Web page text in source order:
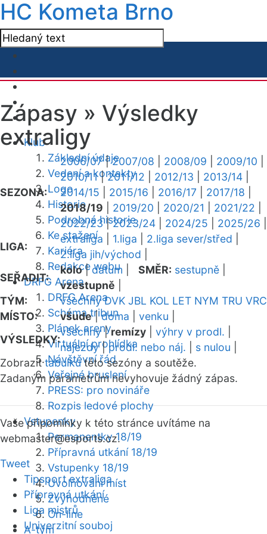
HC Kometa Brno
Klub
Základní údaje
Vedení a kontakty
Logo
Historie
Podrobná historie
Ke stažení
Kariéra
Redakce webu
DRFG Arena
DRFG Arena
Schéma tribun
Plánek areny
Virtuální prohlídka
Návštěvní řád
Veřejné bruslení
PRESS: pro novináře
Rozpis ledové plochy
Vstupenky
Permanentky 18/19
Přípravná utkání 18/19
Vstupenky 18/19
Uvolňování míst
Zvýhodněné
On-line
A-tým
Zápasy » Výsledky
extraligy
SEZONA:
2006/07|2007/08 2008/09 2009/10
2010/11|2011/12 2012/13 2013/14
2014/15
2015/16 2016/17 2017/18
2018/19
2019/20 2020/21 2021/22
2022/23|2023/24 2024/25 2025/26
LIGA:
extraliga 1.liga 2.liga sever/střed
2.liga jih/východ
SEŘADIT:
kolo|datum SMĚR: sestupně
vzestupně
TÝM:
všechny DVK JBL KOL LET NYM TRU VRC
MÍSTO:
všude|doma venku
VÝSLEDKY:
všechny|remízy výhry v prodl.
nájezdy|prodl. nebo náj. s nulou
Zobrazittabulkutéto sezóny a soutěže.
Zadaným parametrům nevyhovuje žádný zápas.
Vaše připomínky k této stránce uvítáme na
webmaster@esports.cz.
Tweet
Tipsport extraliga
Přípravná utkání
Liga mistrů
Univerzitní souboj